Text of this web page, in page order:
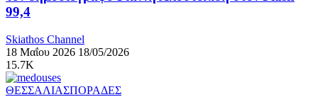
99,4
Skiathos Channel
18 Μαΐου 2026 18/05/2026
15.7K
ΘΕΣΣΑΛΙΑΣΠΟΡΑΔΕΣ